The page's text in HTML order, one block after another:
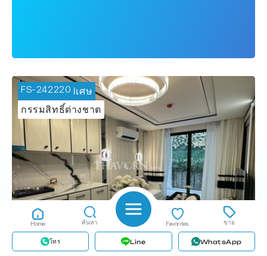
Home ค้นหา Favorites ขาย
โทร Line WhatsApp
FS-242220
🔥 ข้อเสนอพิเศษ
กรรมสิทธิ์ต่างชาต